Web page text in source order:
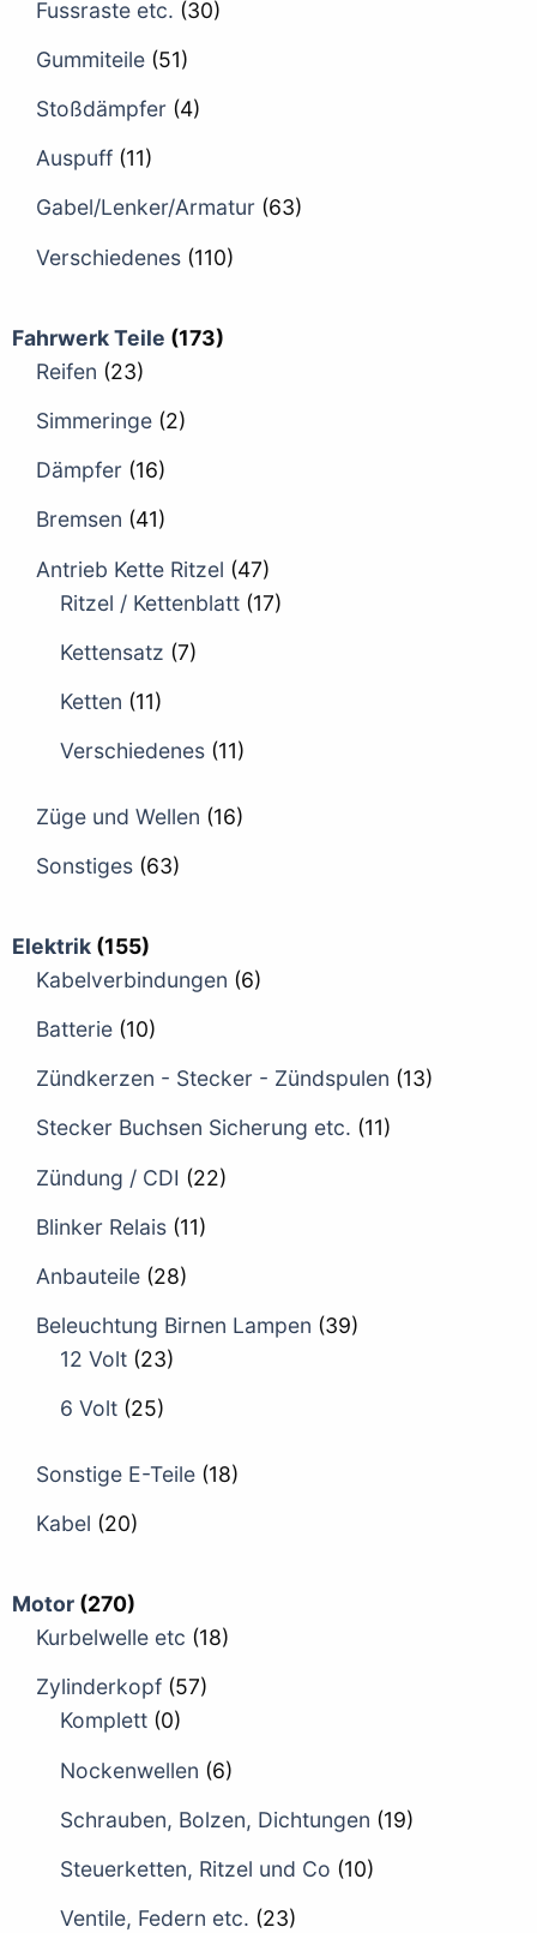
Fussraste etc. (30)
Gummiteile (51)
Stoßdämpfer (4)
Auspuff (11)
Gabel/Lenker/Armatur (63)
Verschiedenes (110)
Fahrwerk Teile (173)
Reifen (23)
Simmeringe (2)
Dämpfer (16)
Bremsen (41)
Antrieb Kette Ritzel (47)
Ritzel / Kettenblatt (17)
Kettensatz (7)
Ketten (11)
Verschiedenes (11)
Züge und Wellen (16)
Sonstiges (63)
Elektrik (155)
Kabelverbindungen (6)
Batterie (10)
Zündkerzen - Stecker - Zündspulen (13)
Stecker Buchsen Sicherung etc. (11)
Zündung / CDI (22)
Blinker Relais (11)
Anbauteile (28)
Beleuchtung Birnen Lampen (39)
12 Volt (23)
6 Volt (25)
Sonstige E-Teile (18)
Kabel (20)
Motor (270)
Kurbelwelle etc (18)
Zylinderkopf (57)
Komplett (0)
Nockenwellen (6)
Schrauben, Bolzen, Dichtungen (19)
Steuerketten, Ritzel und Co (10)
Ventile, Federn etc. (23)